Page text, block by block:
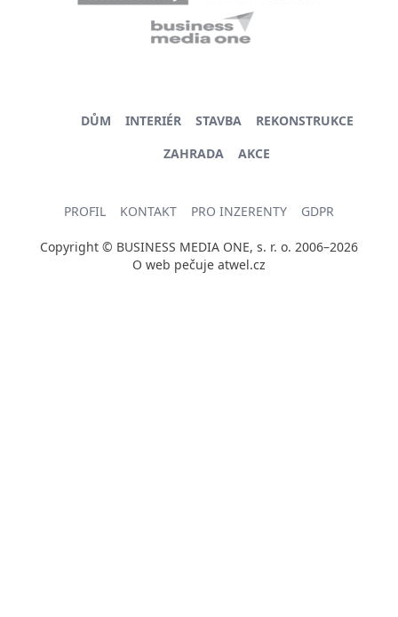
DŮM INTERIÉR STAVBA
REKONSTRUKCE
ZAHRADA
AKCE
PROFIL KONTAKT PRO INZERENTY GDPR
Copyright © BUSINESS MEDIA ONE, s. r. o. 2006–2026